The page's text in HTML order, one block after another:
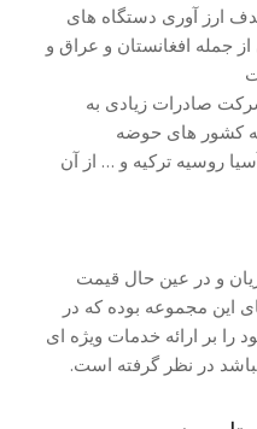
ارز آوری دستگاه های
جمله افغانستان و عراق و
صادرات زیادی به
کشور های حوضه
روسیه ترکیه و … از آن
و در عین حال قیمت
این مجموعه بوده که در
را بر ارائه خدمات ویژه ای
در نظر گرفته است.